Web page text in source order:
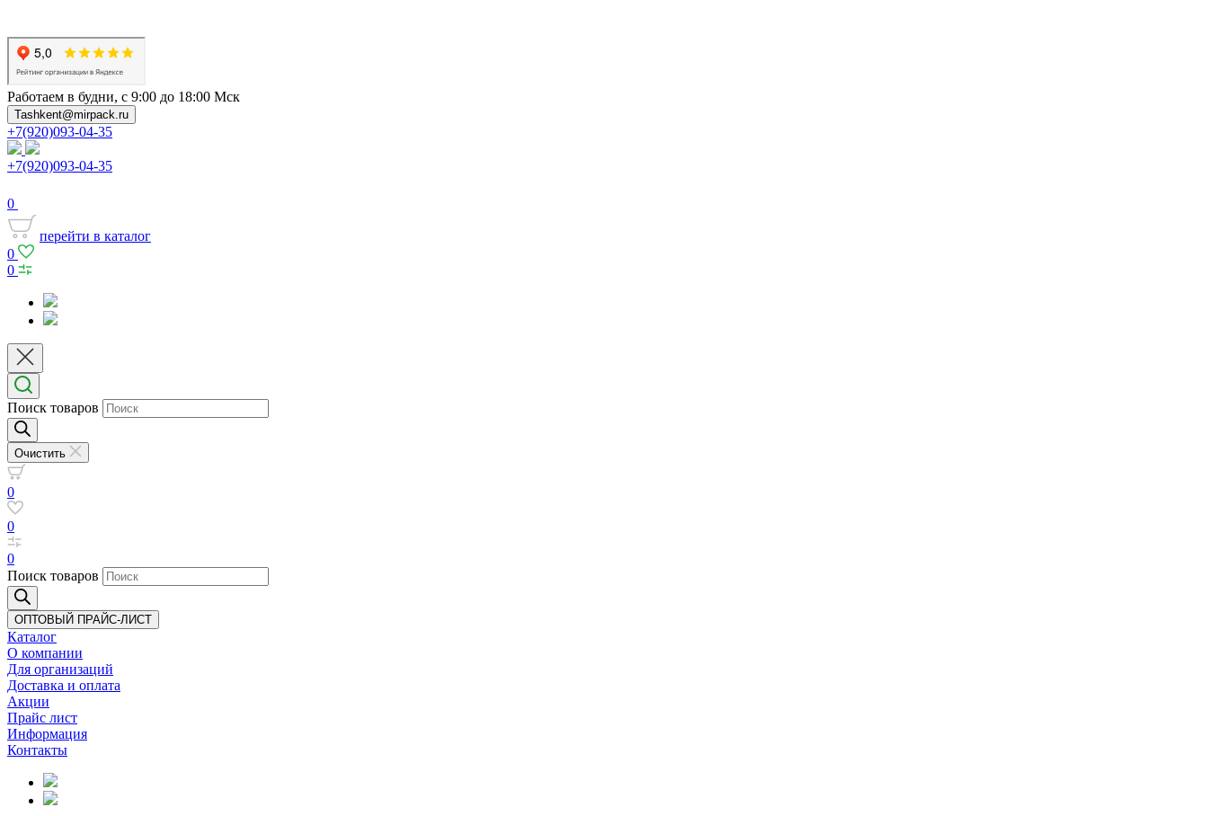
Работаем в будни, с 9:00 до 18:00 Мск
Tashkent@mirpack.ru
+7(920)093-04-35
+7(920)093-04-35
0
перейти в каталог
0
0
Поиск товаров
Очистить
0
0
0
Поиск товаров
ОПТОВЫЙ ПРАЙС-ЛИСТ
Каталог
О компании
Для организаций
Доставка и оплата
Акции
Прайс лист
Информация
Контакты